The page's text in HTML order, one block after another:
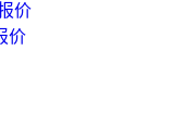
价
价